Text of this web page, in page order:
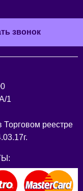
звонок
1
Торговом реестре